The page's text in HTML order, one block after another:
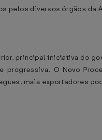
pelos diversos órgãos
principal iniciativa do
progressiva. O Novo
mais exportadores